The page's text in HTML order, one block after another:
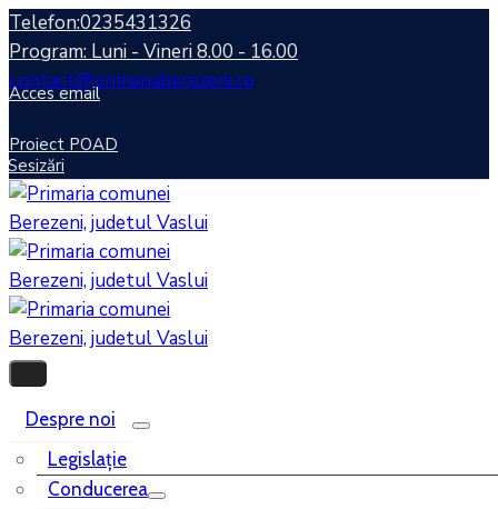
Telefon:0235431326
Program: Luni - Vineri 8.00 - 16.00
contact@primariaberezeni.ro
Acces email
Proiect POAD
Sesizări
Despre noi
Legislaţie
Conducerea